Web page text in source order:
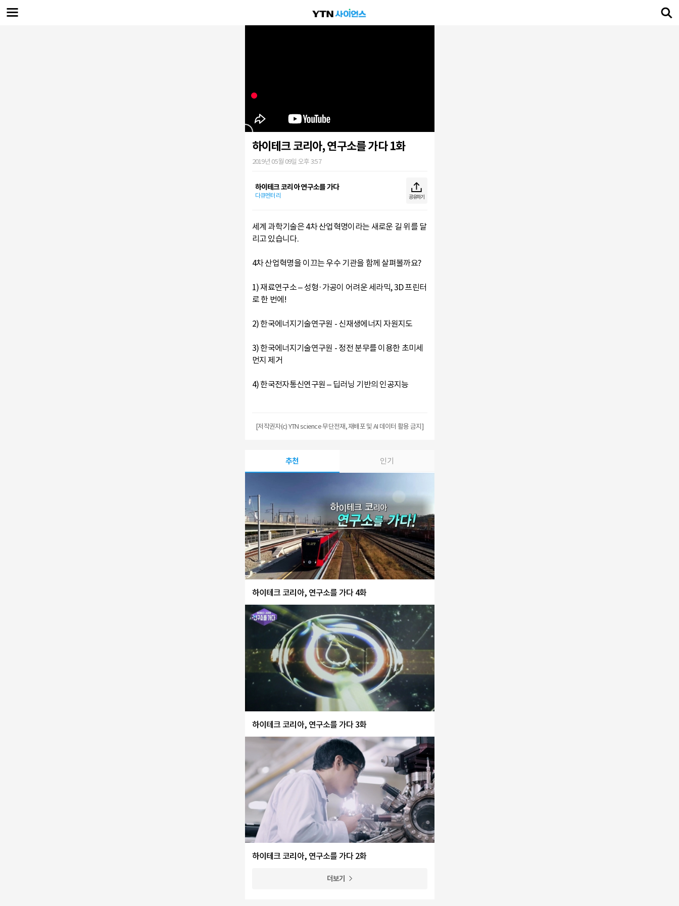
하이테크 코리아, 연구소를 가다 1화
2019년 05월 09일 오후 3:57
하이테크 코리아 연구소를 가다
다큐멘터리 공유하기
세계 과학기술은 4차 산업혁명이라는 새로운 길 위를 달
리고 있습니다.
4차 산업혁명을 이끄는 우수 기관을 함께 살펴볼까요?
1) 재료연구소 – 성형·가공이 어려운 세라믹, 3D 프린터
로 한 번에!
2) 한국에너지기술연구원 - 신재생에너지 자원지도
3) 한국에너지기술연구원 - 정전 분무를 이용한 초미세
먼지 제거
4) 한국전자통신연구원 – 딥러닝 기반의 인공지능
[저작권자(c) YTN science 무단전재, 재배포 및 AI 데이터 활용 금지]
추천 인기
하이테크 코리아, 연구소를 가다 4화
하이테크 코리아, 연구소를 가다 3화
하이테크 코리아, 연구소를 가다 2화
더보기